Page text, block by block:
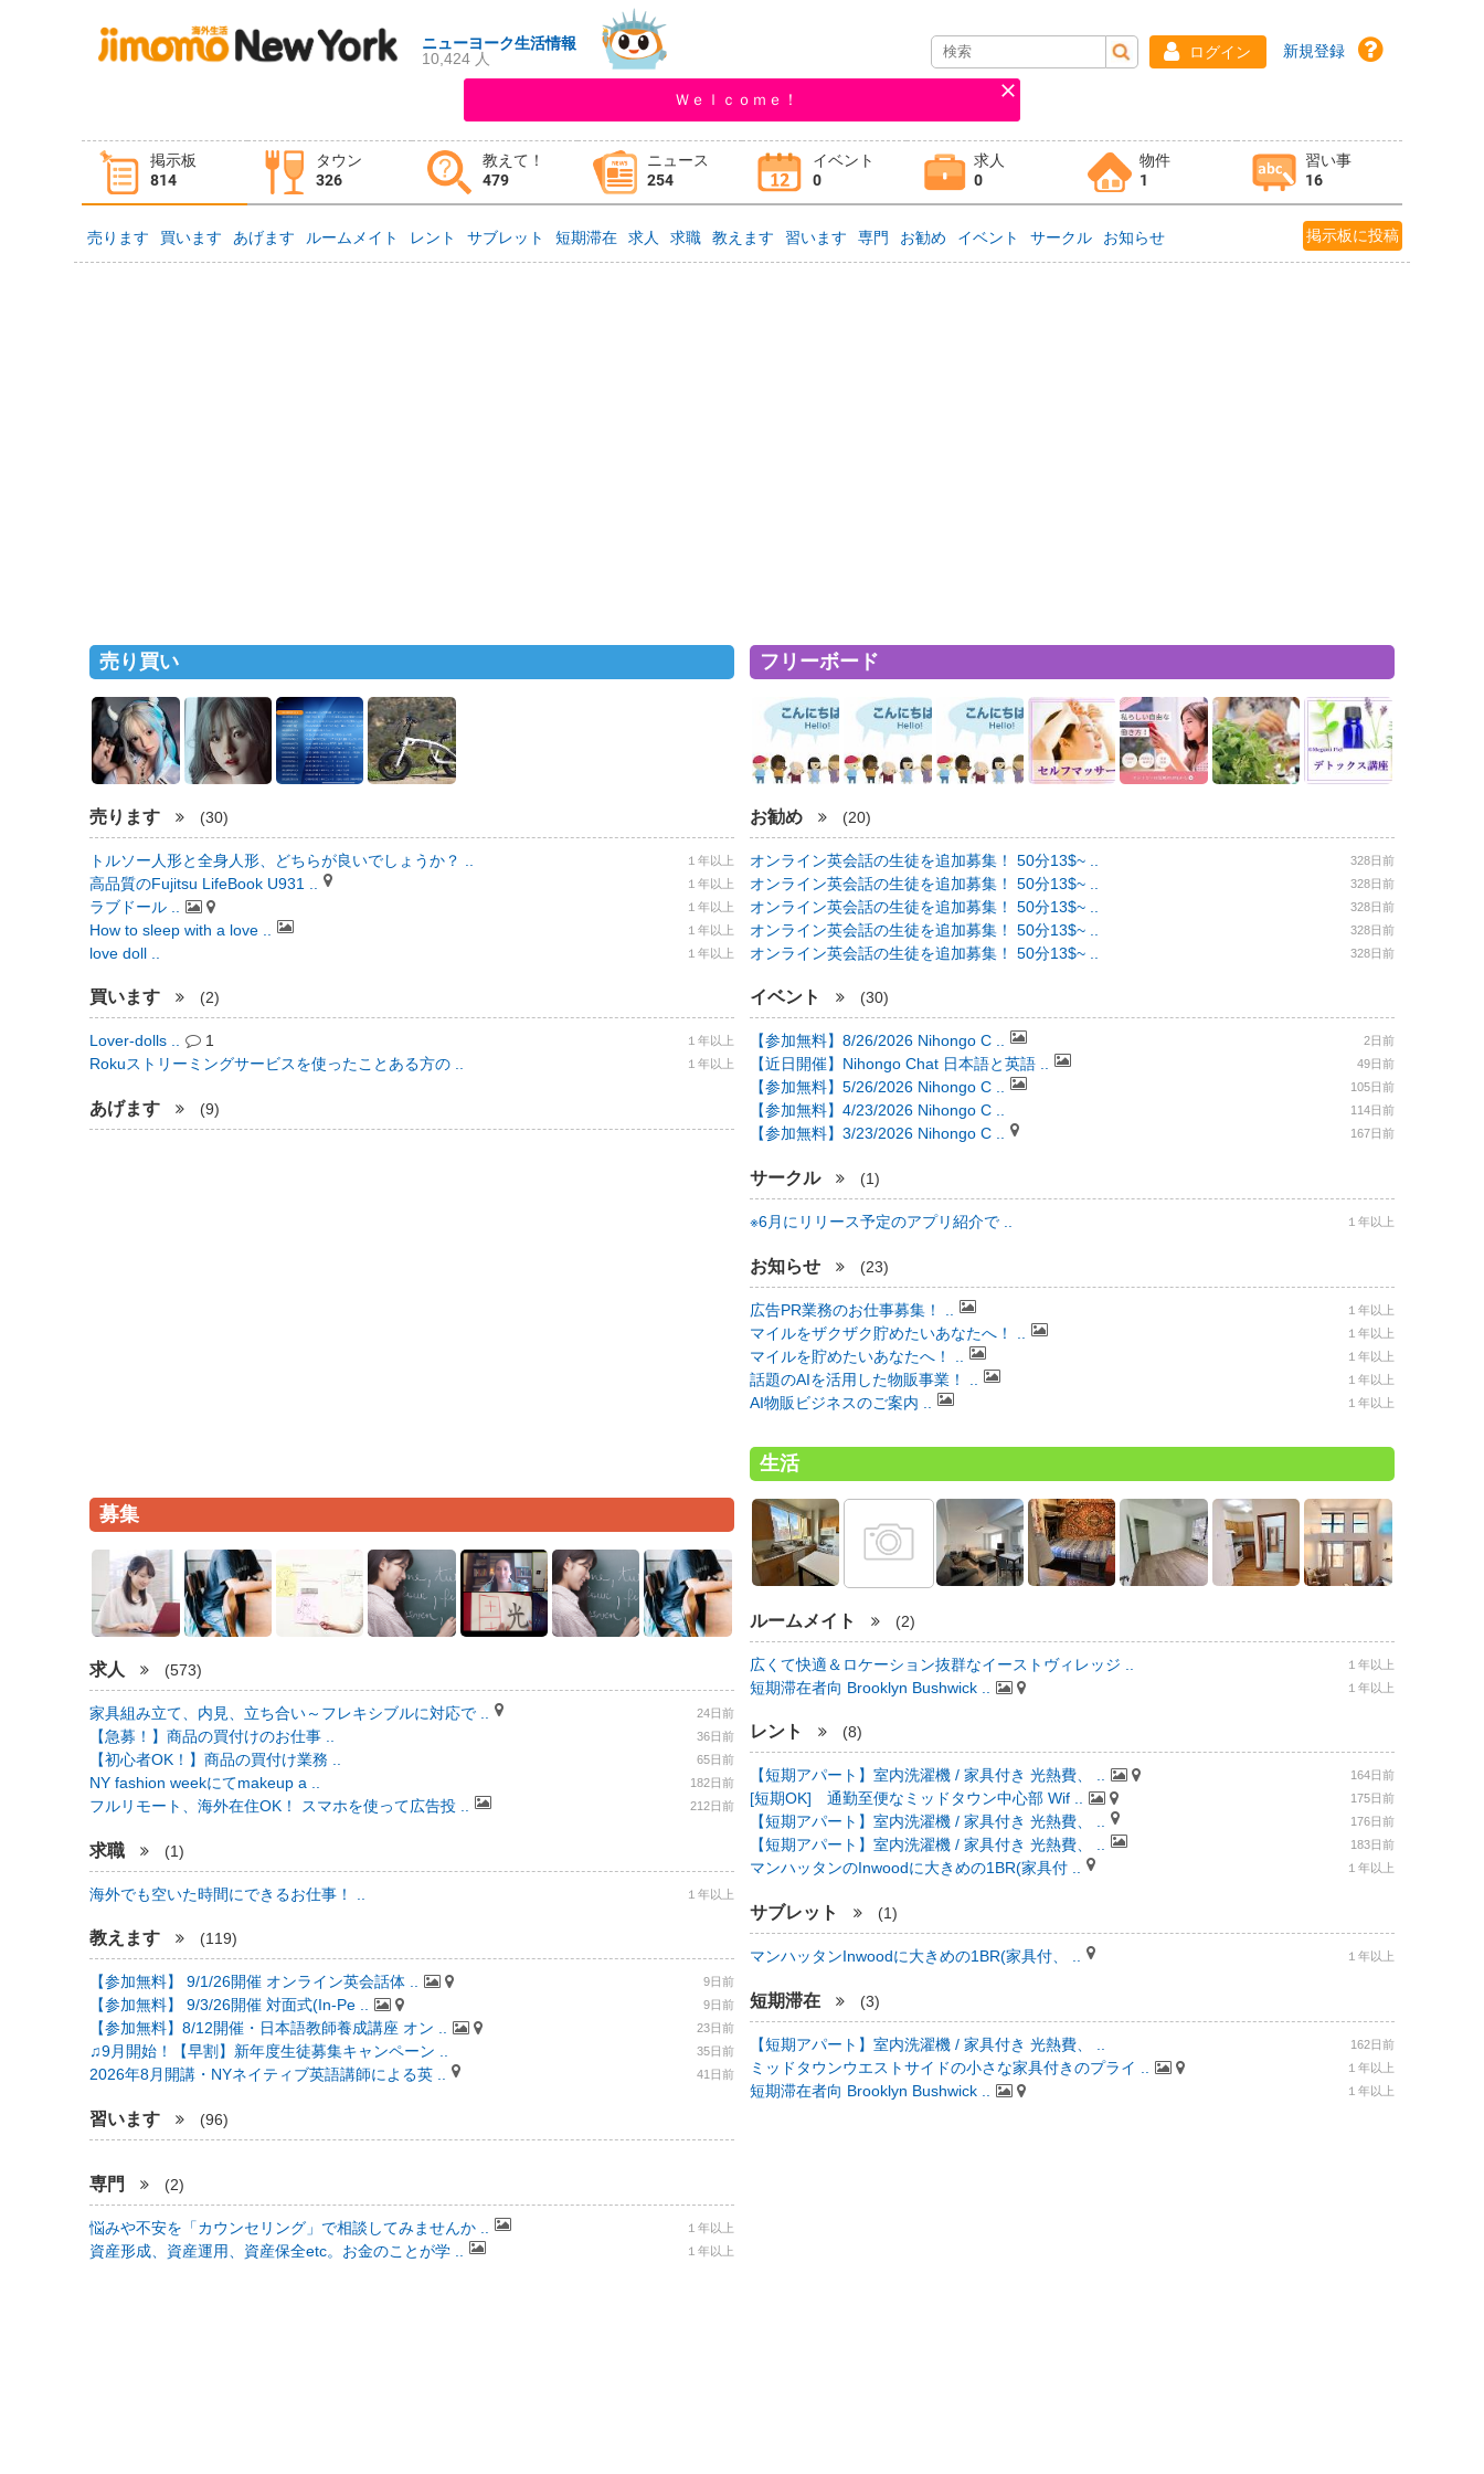
ニューヨーク生活情報
10,424 人
ログイン 新規登録
Ｗｅｌｃｏｍｅ！
掲示板
814
タウン
326
教えて！
479
ニュース
254
イベント
0
求人
0
物件
1
習い事
16
タウン情報 教えて！
売ります 買います あげます ルームメイト レント サブレット 短期滞在 求人 求職 教えます 習います 専門 お勧め イベント サークル お知らせ 掲示板に投稿
売り買い
売ります (30)
トルソー人形と全身人形、どちらが良いでしょうか？ .. １年以上
高品質のFujitsu LifeBook U931 .. １年以上
ラブドール .. １年以上
How to sleep with a love .. １年以上
love doll .. １年以上
買います (2)
Lover-dolls .. 1 １年以上
Rokuストリーミングサービスを使ったことある方の .. １年以上
あげます (9)
募集
求人 (573)
家具組み立て、内見、立ち合い～フレキシブルに対応で .. 24日前
【急募！】商品の買付けのお仕事 .. 36日前
【初心者OK！】商品の買付け業務 .. 65日前
NY fashion weekにてmakeup a .. 182日前
フルリモート、海外在住OK！ スマホを使って広告投 .. 212日前
求職 (1)
海外でも空いた時間にできるお仕事！ .. １年以上
教えます (119)
【参加無料】 9/1/26開催 オンライン英会話体 .. 9日前
【参加無料】 9/3/26開催 対面式(In-Pe .. 9日前
【参加無料】8/12開催・日本語教師養成講座 オン .. 23日前
♫9月開始！【早割】新年度生徒募集キャンペーン .. 35日前
2026年8月開講・NYネイティブ英語講師による英 .. 41日前
習います (96)
専門 (2)
悩みや不安を「カウンセリング」で相談してみませんか .. １年以上
資産形成、資産運用、資産保全etc。お金のことが学 .. １年以上
フリーボード
お勧め (20)
オンライン英会話の生徒を追加募集！ 50分13$~ .. 328日前
オンライン英会話の生徒を追加募集！ 50分13$~ .. 328日前
オンライン英会話の生徒を追加募集！ 50分13$~ .. 328日前
オンライン英会話の生徒を追加募集！ 50分13$~ .. 328日前
オンライン英会話の生徒を追加募集！ 50分13$~ .. 328日前
イベント (30)
【参加無料】8/26/2026 Nihongo C .. 2日前
【近日開催】Nihongo Chat 日本語と英語 .. 49日前
【参加無料】5/26/2026 Nihongo C .. 105日前
【参加無料】4/23/2026 Nihongo C .. 114日前
【参加無料】3/23/2026 Nihongo C .. 167日前
サークル (1)
※6月にリリース予定のアプリ紹介で .. １年以上
お知らせ (23)
広告PR業務のお仕事募集！ .. １年以上
マイルをザクザク貯めたいあなたへ！ .. １年以上
マイルを貯めたいあなたへ！ .. １年以上
話題のAIを活用した物販事業！ .. １年以上
AI物販ビジネスのご案内 .. １年以上
生活
ルームメイト (2)
広くて快適＆ロケーション抜群なイーストヴィレッジ .. １年以上
短期滞在者向 Brooklyn Bushwick .. １年以上
レント (8)
【短期アパート】室内洗濯機 / 家具付き 光熱費、 .. 164日前
[短期OK] 通勤至便なミッドタウン中心部 Wif .. 175日前
【短期アパート】室内洗濯機 / 家具付き 光熱費、 .. 176日前
【短期アパート】室内洗濯機 / 家具付き 光熱費、 .. 183日前
マンハッタンのInwoodに大きめの1BR(家具付 .. １年以上
サブレット (1)
マンハッタンInwoodに大きめの1BR(家具付、 .. １年以上
短期滞在 (3)
【短期アパート】室内洗濯機 / 家具付き 光熱費、 .. 162日前
ミッドタウンウエストサイドの小さな家具付きのプライ .. １年以上
短期滞在者向 Brooklyn Bushwick .. １年以上